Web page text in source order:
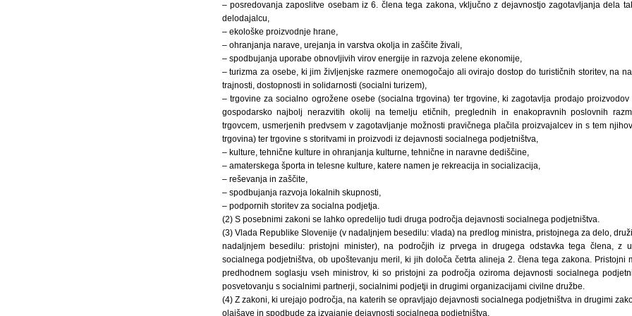
– posredovanja zaposlitve osebam iz 6. člena tega zakona, vključno z dejavnostjo zagotavljanja dela
delodajalcu,
– ekološke proizvodnje hrane,
– ohranjanja narave, urejanja in varstva okolja in zaščite živali,
– spodbujanja uporabe obnovljivih virov energije in razvoja zelene ekonomije,
– turizma za osebe, ki jim življenjske razmere onemogočajo ali ovirajo dostop do turističnih storitev, na
trajnosti, dostopnosti in solidarnosti (socialni turizem),
– trgovine za socialno ogrožene osebe (socialna trgovina) ter trgovine, ki zagotavlja prodajo
gospodarsko najbolj nerazvitih okolij na temelju etičnih, preglednih in enakopravnih poslovnih
trgovcem, usmerjenih predvsem v zagotavljanje možnosti pravičnega plačila proizvajalcev in s tem
trgovina) ter trgovine s storitvami in proizvodi iz dejavnosti socialnega podjetništva,
– kulture, tehnične kulture in ohranjanja kulturne, tehnične in naravne dediščine,
– amaterskega športa in telesne kulture, katere namen je rekreacija in socializacija,
– reševanja in zaščite,
– spodbujanja razvoja lokalnih skupnosti,
– podpornih storitev za socialna podjetja.
(2) S posebnimi zakoni se lahko opredelijo tudi druga področja dejavnosti socialnega podjetništva.
(3) Vlada Republike Slovenije (v nadaljnjem besedilu: vlada) na predlog ministra, pristojnega za delo,
nadaljnjem besedilu: pristojni minister), na področjih iz prvega in drugega odstavka tega člena, z
socialnega podjetništva, ob upoštevanju meril, ki jih določa četrta alineja 2. člena tega zakona. Pristojni
predhodnem soglasju vseh ministrov, ki so pristojni za področja oziroma dejavnosti socialnega
posvetovanju s socialnimi partnerji, socialnimi podjetji in drugimi organizacijami civilne družbe.
(4) Z zakoni, ki urejajo področja, na katerih se opravljajo dejavnosti socialnega podjetništva in drugimi
olajšave in spodbude za izvajanje dejavnosti socialnega podjetništva.